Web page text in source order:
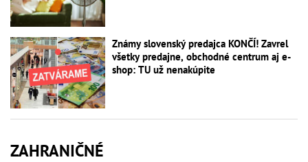
Známy slovenský predajca KONČÍ! Zavrel
všetky predajne, obchodné centrum aj e-
shop: TU už nenakúpite
ZAHRANIČNÉ